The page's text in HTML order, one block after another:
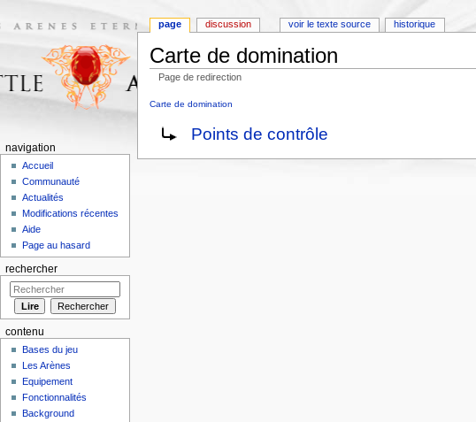
Carte de domination
Page de redirection
Carte de domination
Rediriger vers :
Points de contrôle
page discussion voir le texte source historique
navigation
Accueil
Communauté
Actualités
Modifications récentes
Aide
Page au hasard
rechercher
contenu
Bases du jeu
Les Arènes
Equipement
Fonctionnalités
Background